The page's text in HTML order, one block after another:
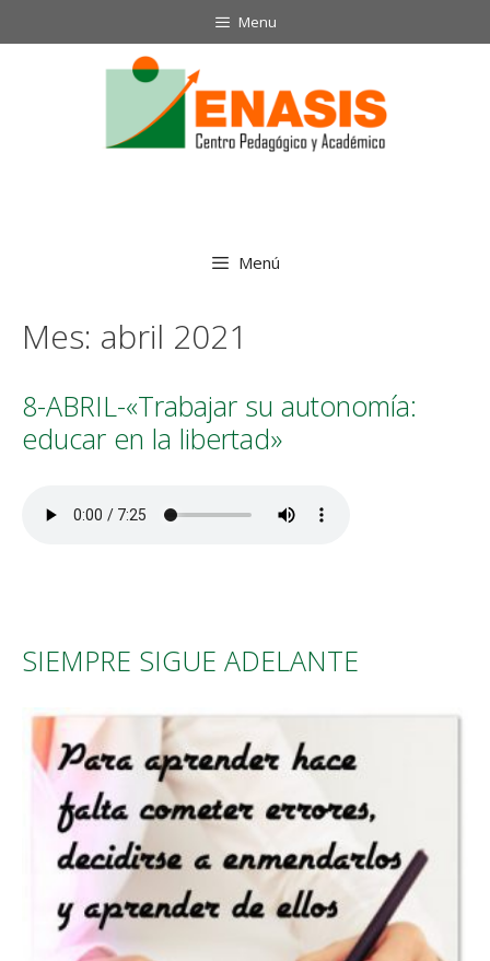
Menu
Menú
Mes: abril 2021
8-ABRIL-«Trabajar su autonomía:
educar en la libertad»
SIEMPRE SIGUE ADELANTE